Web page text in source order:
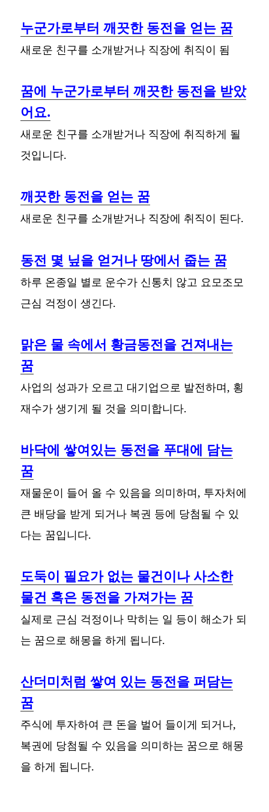
누군가로부터 깨끗한 동전을 얻는 꿈
새로운 친구를 소개받거나 직장에 취직이 됨
꿈에 누군가로부터 깨끗한 동전을 받았
어요.
새로운 친구를 소개받거나 직장에 취직하게 될
것입니다.
깨끗한 동전을 얻는 꿈
새로운 친구를 소개받거나 직장에 취직이 된다.
동전 몇 닢을 얻거나 땅에서 줍는 꿈
하루 온종일 별로 운수가 신통치 않고 요모조모
근심 걱정이 생긴다.
맑은 물 속에서 황금동전을 건져내는
꿈
사업의 성과가 오르고 대기업으로 발전하며, 횡
재수가 생기게 될 것을 의미합니다.
바닥에 쌓여있는 동전을 푸대에 담는
꿈
재물운이 들어 올 수 있음을 의미하며, 투자처에
큰 배당을 받게 되거나 복권 등에 당첨될 수 있
다는 꿈입니다.
도둑이 필요가 없는 물건이나 사소한
물건 혹은 동전을 가져가는 꿈
실제로 근심 걱정이나 막히는 일 등이 해소가 되
는 꿈으로 해몽을 하게 됩니다.
산더미처럼 쌓여 있는 동전을 퍼담는
꿈
주식에 투자하여 큰 돈을 벌어 들이게 되거나,
복권에 당첨될 수 있음을 의미하는 꿈으로 해몽
을 하게 됩니다.